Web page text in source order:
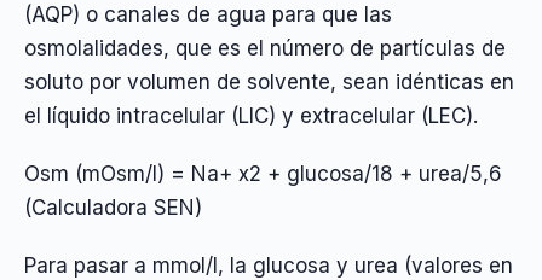
(AQP) o canales de agua para que las
osmolalidades, que es el número de partículas de
soluto por volumen de solvente, sean idénticas en
el líquido intracelular (LIC) y extracelular (LEC).
Osm (mOsm/l) = Na+ x2 + glucosa/18 + urea/5,6
(Calculadora SEN)
Para pasar a mmol/l, la glucosa y urea (valores en